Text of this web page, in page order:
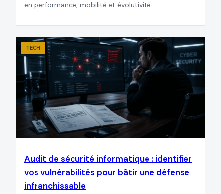
en performance, mobilité et évolutivité.
TECH
Audit de sécurité informatique : identifier
vos vulnérabilités pour bâtir une défense
infranchissable